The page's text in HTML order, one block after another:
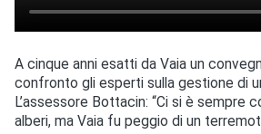
A cinque anni esatti da Vaia un
confronto gli esperti sulla gestione di
L’assessore Bottacin: “Ci si è sempre
alberi, ma Vaia fu peggio di un